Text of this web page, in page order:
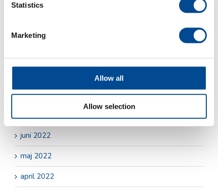
Statistics
Marketing
Allow all
Allow selection
april 2023
september 2022
augusti 2022
juni 2022
maj 2022
april 2022